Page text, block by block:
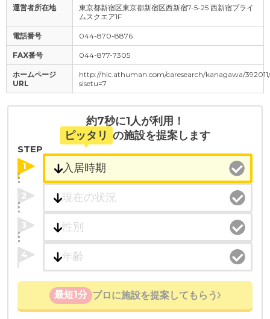
運営者所在地
東京都新宿区東京都新宿区西新宿7-5-25 西新宿プライ
ムスクエア1F
電話番号 044-870-8876
FAX番号 044-877-7305
ホームページ
URL
http://hlc.athuman.com/caresearch/kanagawa/
sisetu=7
約7秒に1人が利用！
ピッタリ の施設を提案します
STEP
1
2
3
4
最短1分 プロに施設を提案してもらう